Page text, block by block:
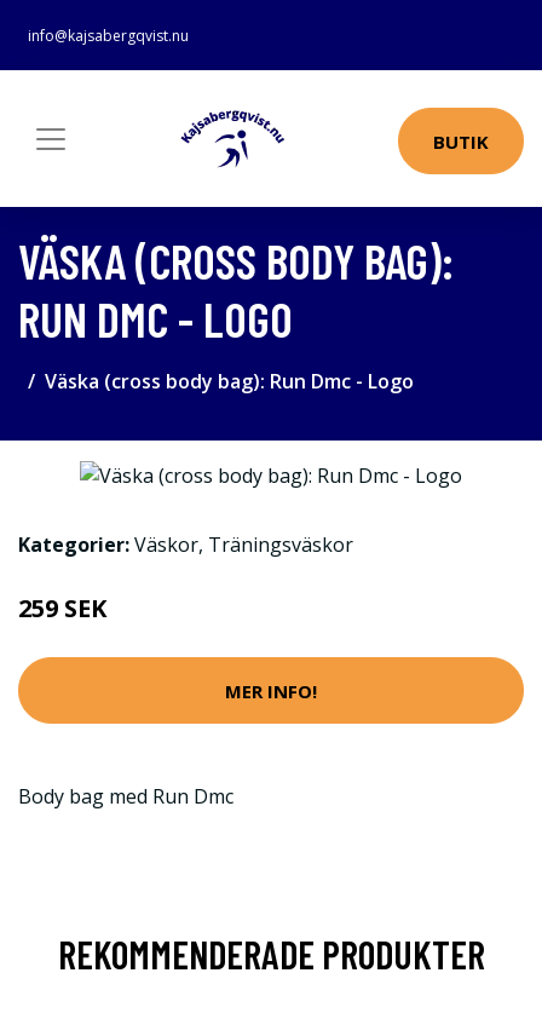
info@kajsabergqvist.nu
BUTIK
VÄSKA (CROSS BODY BAG):
RUN DMC - LOGO
Väska (cross body bag): Run Dmc - Logo
Kategorier:Väskor, Träningsväskor
259 SEK
MER INFO!
Body bag med Run Dmc
REKOMMENDERADE PRODUKTER